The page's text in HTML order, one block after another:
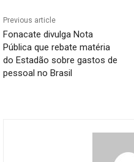
Previous article
Fonacate divulga Nota
Pública que rebate matéria
do Estadão sobre gastos de
pessoal no Brasil